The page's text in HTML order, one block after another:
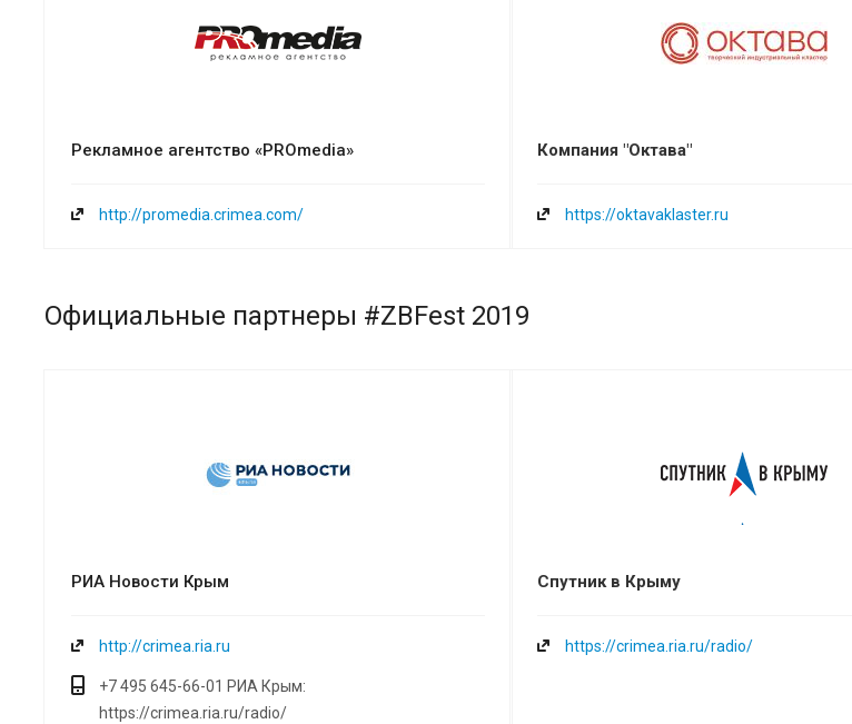
Рекламное агентство «PROmedia»
http://promedia.crimea.com/
Компания "Октава"
https://oktavaklaster.ru
Официальные партнеры #ZBFest 2019
РИА Новости Крым
http://crimea.ria.ru
+7 495 645-66-01 РИА Крым:
https://crimea.ria.ru/radio/
Спутник в Крыму
https://crimea.ria.ru/radio/